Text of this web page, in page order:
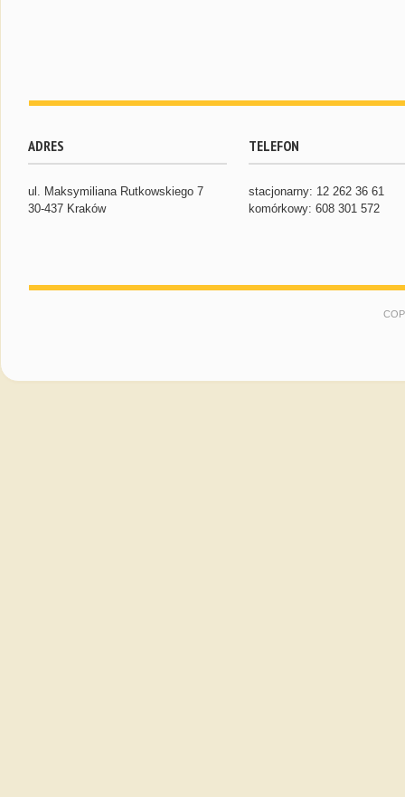
ADRES
ul. Maksymiliana Rutkowskiego 7
30-437 Kraków
TELEFON
stacjonarny: 12 262 36 61
komórkowy: 608 301 572